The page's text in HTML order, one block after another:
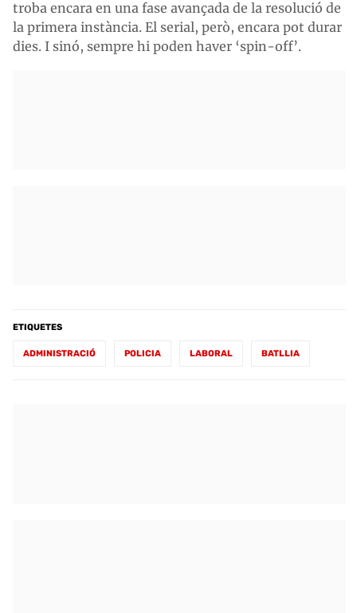
troba encara en una fase avançada de la resolució de
la primera instància. El serial, però, encara pot durar
dies. I sinó, sempre hi poden haver ‘spin-off’.
ETIQUETES
ADMINISTRACIÓ POLICIA LABORAL BATLLIA